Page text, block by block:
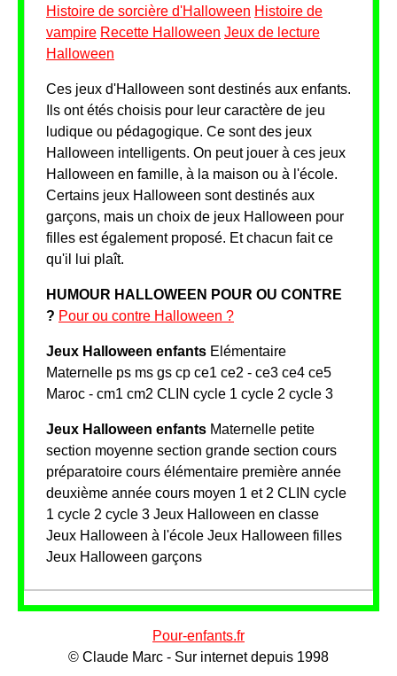
Histoire de sorcière d'Halloween Histoire de
vampire Recette Halloween Jeux de lecture
Halloween
Ces jeux d'Halloween sont destinés aux enfants.
Ils ont étés choisis pour leur caractère de jeu
ludique ou pédagogique. Ce sont des jeux
Halloween intelligents. On peut jouer à ces jeux
Halloween en famille, à la maison ou à l'école.
Certains jeux Halloween sont destinés aux
garçons, mais un choix de jeux Halloween pour
filles est également proposé. Et chacun fait ce
qu'il lui plaît.
HUMOUR HALLOWEEN POUR OU CONTRE
? Pour ou contre Halloween ?
Jeux Halloween enfants Elémentaire
Maternelle ps ms gs cp ce1 ce2 - ce3 ce4 ce5
Maroc - cm1 cm2 CLIN cycle 1 cycle 2 cycle 3
Jeux Halloween enfants Maternelle petite
section moyenne section grande section cours
préparatoire cours élémentaire première année
deuxième année cours moyen 1 et 2 CLIN cycle
1 cycle 2 cycle 3 Jeux Halloween en classe
Jeux Halloween à l'école Jeux Halloween filles
Jeux Halloween garçons
Pour-enfants.fr
© Claude Marc - Sur internet depuis 1998